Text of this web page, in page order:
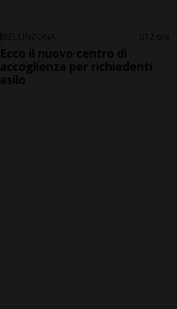
BELLINZONA 12 ore
Ecco il nuovo centro di
accoglienza per richiedenti
asilo